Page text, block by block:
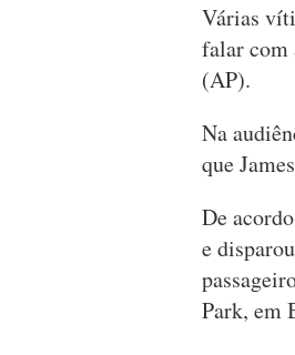
Várias
falar com
(AP).
Na
que
De
e
Park, em